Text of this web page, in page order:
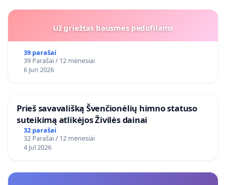
Už griežtas bausmes pedofilams
39 parašai
39 Parašai / 12 mėnesiai
6 Jun 2026
​Prieš savavališką Švenčionėlių himno statuso
suteikimą atlikėjos Živilės dainai
32 parašai
32 Parašai / 12 mėnesiai
4 Jul 2026